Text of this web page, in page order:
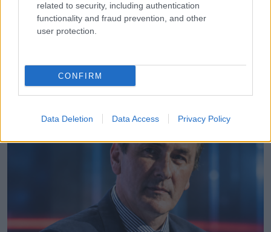
related to security, including authentication
functionality and fraud prevention, and other
user protection.
CONFIRM
Data Deletion Data Access Privacy Policy
67 évesen utaztam először Máltára, és úgy
döntöttem,
LEGÚJABB POSZTOK: